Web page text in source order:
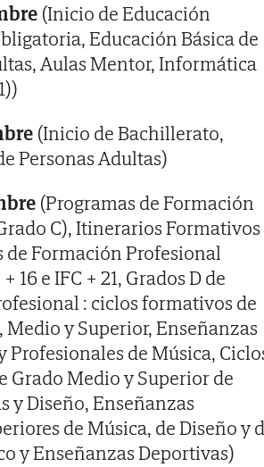
(Inicio de Educación
Educación Básica de
Aulas Mentor, Informática
(Inicio de Bachillerato,
Personas Adultas)
(Programas de Formación
C), Itinerarios Formativos
de Formación Profesional
16 e IFC + 21, Grados D de
: ciclos formativos de
Medio y Superior, Enseñanzas
Profesionales de Música,
Grado Medio y Superior de
y Diseño, Enseñanzas
de Música, de Diseño y
y Enseñanzas Deportivas)